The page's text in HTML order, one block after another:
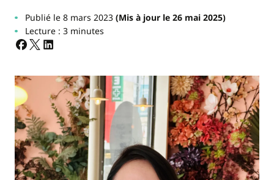
Publié le 8 mars 2023(Mis à jour le 26 mai 2025)
Lecture : 3 minutes